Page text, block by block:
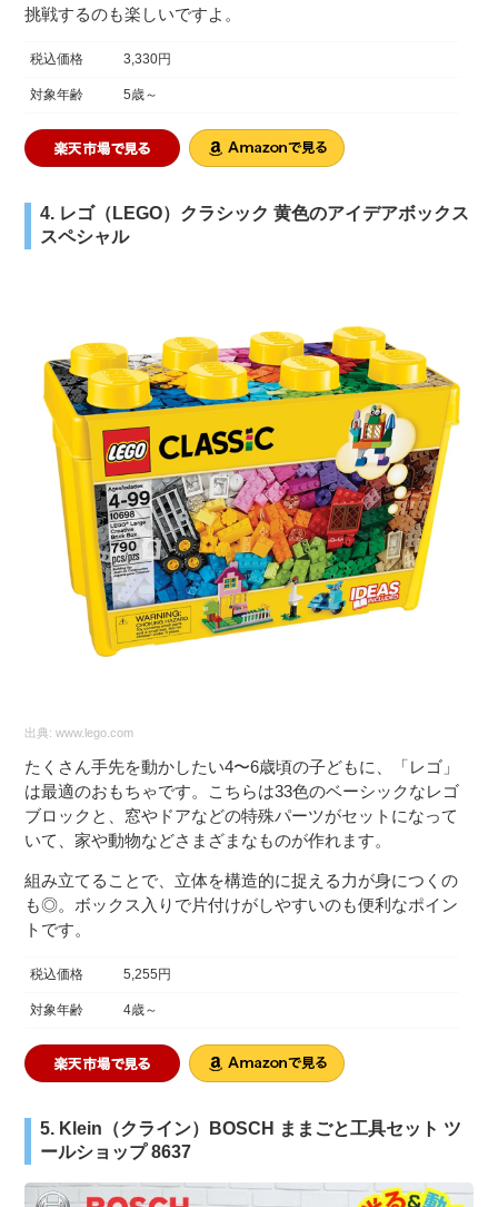
挑戦するのも楽しいですよ。
税込価格 3,330円
対象年齢 5歳～
4. レゴ（LEGO）クラシック 黄色のアイデアボックス
スペシャル
出典:www.lego.com
たくさん手先を動かしたい4〜6歳頃の子どもに、「レゴ」
は最適のおもちゃです。こちらは33色のベーシックなレゴ
ブロックと、窓やドアなどの特殊パーツがセットになって
いて、家や動物などさまざまなものが作れます。
組み立てることで、立体を構造的に捉える力が身につくの
も◎。ボックス入りで片付けがしやすいのも便利なポイン
トです。
税込価格 5,255円
対象年齢 4歳～
5. Klein（クライン）BOSCH ままごと工具セット ツ
ールショップ 8637